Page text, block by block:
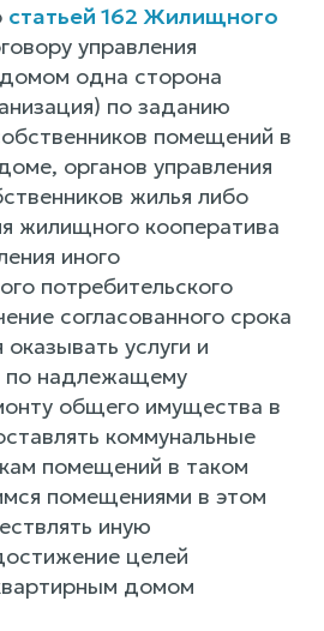
статьей 162 Жилищного
управления
одна сторона
по заданию
помещений в
органов управления
жилья либо
жилищного кооператива
иного
потребительского
согласованного срока
услуги и
по надлежащему
общего имущества в
коммунальные
помещений в таком
помещениями в этом
иную
целей
домом